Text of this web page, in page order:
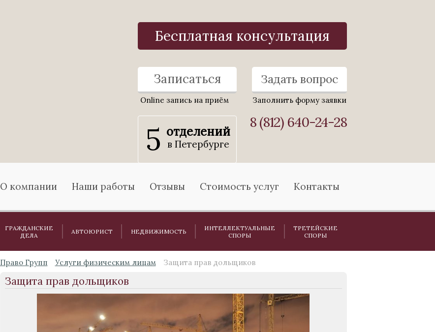
Бесплатная консультация
Записаться
Online запись на приём
Задать вопрос
Заполнить форму заявки
5 отделений
в Петербурге
8 (812) 640-24-28
О компании Наши работы Отзывы Стоимость услуг Контакты
ГРАЖДАНСКИЕ
ДЕЛА
АВТОЮРИСТ НЕДВИЖИМОСТЬ
ИНТЕЛЛЕКТУАЛЬНЫЕ
СПОРЫ
ТРЕТЕЙСКИЕ
СПОРЫ
Право Групп Услуги физическим лицам Защита прав дольщиков
Защита прав дольщиков